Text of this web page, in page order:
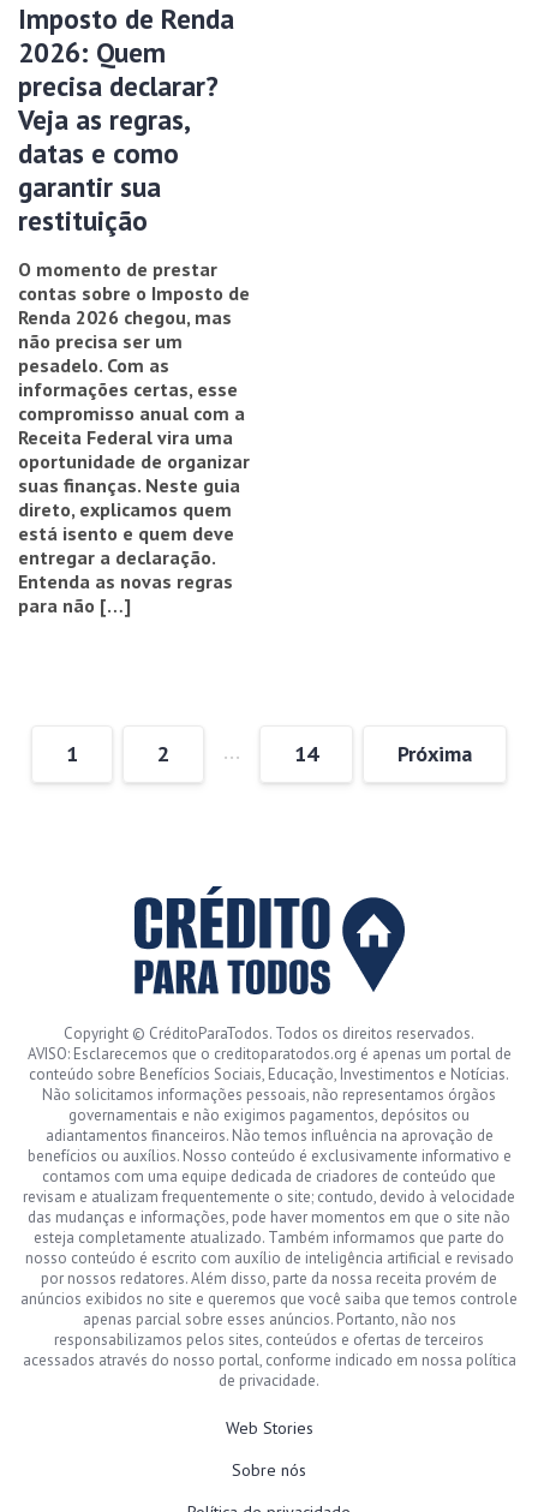
Imposto de Renda
2026: Quem
precisa declarar?
Veja as regras,
datas e como
garantir sua
restituição
O momento de prestar
contas sobre o Imposto de
Renda 2026 chegou, mas
não precisa ser um
pesadelo. Com as
informações certas, esse
compromisso anual com a
Receita Federal vira uma
oportunidade de organizar
suas finanças. Neste guia
direto, explicamos quem
está isento e quem deve
entregar a declaração.
Entenda as novas regras
para não […]
1 2 … 14 Próxima
Copyright © CréditoParaTodos. Todos os direitos reservados.
AVISO: Esclarecemos que o creditoparatodos.org é apenas um portal de
conteúdo sobre Benefícios Sociais, Educação, Investimentos e Notícias.
Não solicitamos informações pessoais, não representamos órgãos
governamentais e não exigimos pagamentos, depósitos ou
adiantamentos financeiros. Não temos influência na aprovação de
benefícios ou auxílios. Nosso conteúdo é exclusivamente informativo e
contamos com uma equipe dedicada de criadores de conteúdo que
revisam e atualizam frequentemente o site; contudo, devido à velocidade
das mudanças e informações, pode haver momentos em que o site não
esteja completamente atualizado. Também informamos que parte do
nosso conteúdo é escrito com auxílio de inteligência artificial e revisado
por nossos redatores. Além disso, parte da nossa receita provém de
anúncios exibidos no site e queremos que você saiba que temos controle
apenas parcial sobre esses anúncios. Portanto, não nos
responsabilizamos pelos sites, conteúdos e ofertas de terceiros
acessados através do nosso portal, conforme indicado em nossa política
de privacidade.
Web Stories
Sobre nós